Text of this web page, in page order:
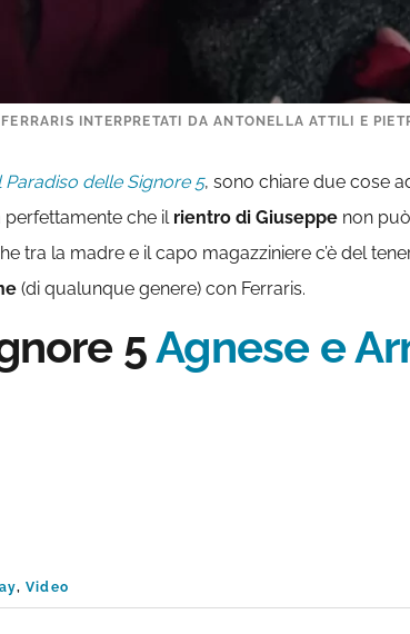
INTERPRETATI DA ANTONELLA ATTILI E
Paradiso delle Signore 5, sono chiare due cose
perfettamente che il rientro di Giuseppe non
tra la madre e il capo magazziniere c’è del
(di qualunque genere) con Ferraris.
5Agnese e
,Video